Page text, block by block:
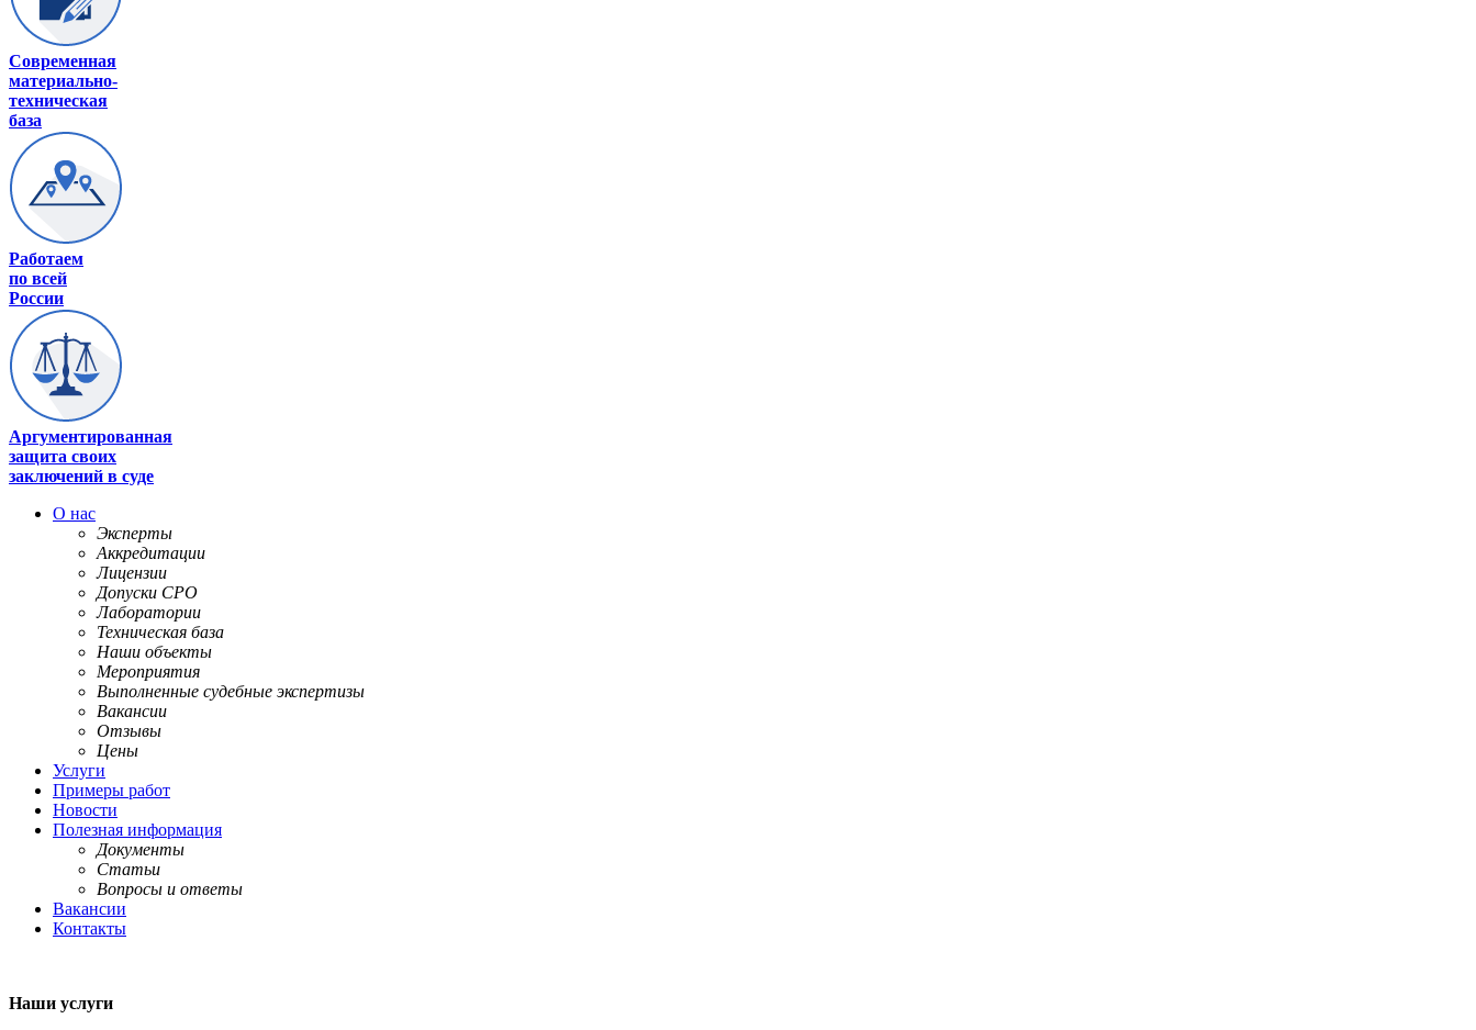
Современная
материально-
техническая
база
Работаем
по всей
России
Аргументированная
защита своих
заключений в суде
О нас
Эксперты
Аккредитации
Лицензии
Допуски СРО
Лаборатории
Техническая база
Наши объекты
Мероприятия
Выполненные судебные экспертизы
Вакансии
Отзывы
Цены
Услуги
Примеры работ
Новости
Полезная информация
Документы
Статьи
Вопросы и ответы
Вакансии
Контакты
Наши услуги